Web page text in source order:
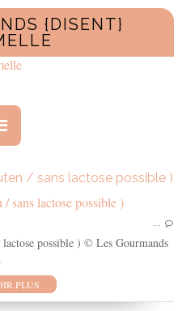
{DISENT}
/ sans lactose possible )
…
lactose possible ) © Les Gourmands
PLUS